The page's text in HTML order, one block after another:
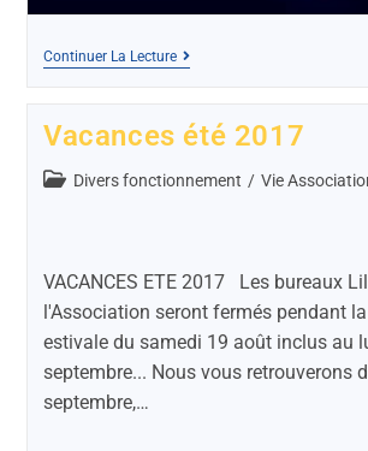
Continuer La Lecture
Vacances été 2017
Divers fonctionnement / Vie
VACANCES ETE 2017 Les bureaux
l'Association seront fermés pendant
estivale du samedi 19 août inclus au
septembre... Nous vous retrouverons
septembre,…